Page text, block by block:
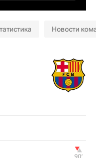
Новости
90‎’‎